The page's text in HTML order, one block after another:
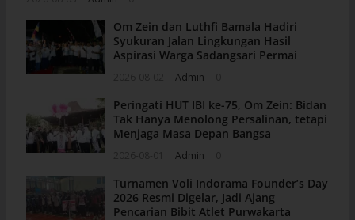
Om Zein dan Luthfi Bamala Hadiri
Syukuran Jalan Lingkungan Hasil
Aspirasi Warga Sadangsari Permai
Admin
Peringati HUT IBI ke-75, Om Zein: Bidan
Tak Hanya Menolong Persalinan, tetapi
Menjaga Masa Depan Bangsa
Admin
Turnamen Voli Indorama Founder’s Day
2026 Resmi Digelar, Jadi Ajang
Pencarian Bibit Atlet Purwakarta